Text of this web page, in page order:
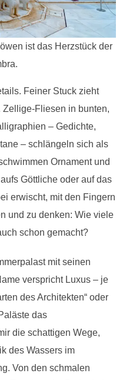
ist das Herzstück der
Feiner Stuck zieht
Fliesen in bunten,
– Gedichte,
– schlängeln sich als
Ornament und
Göttliche oder auf das
erwischt, mit den Fingern
und zu denken: Wie viele
schon gemacht?
mit seinen
verspricht Luxus – je
des Architekten“ oder
das
die schattigen Wege,
des Wassers im
Von den schmalen